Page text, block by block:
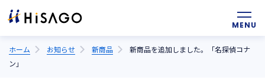
ホーム お知らせ 新商品
新商品を追加しました。「名探偵コナ
ン」